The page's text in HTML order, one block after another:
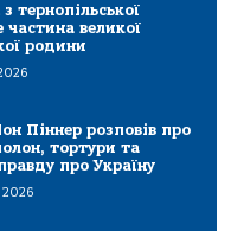
тернопільської
великої
родини
Піннер розповів про
тортури та
про Україну
2026